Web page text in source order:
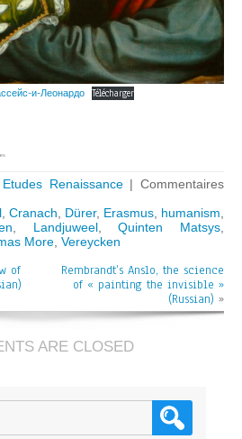
и-Леонардо Télécharger
Etudes Renaissance|Commentaires
Cranach Dürer, Erasmus humanism
Landjuweel,Quinten Matsys
More Vereycken
of
Rembrandt’s Anslo, the science
of « painting the invisible »
(Russian) »
ARE CLOSED